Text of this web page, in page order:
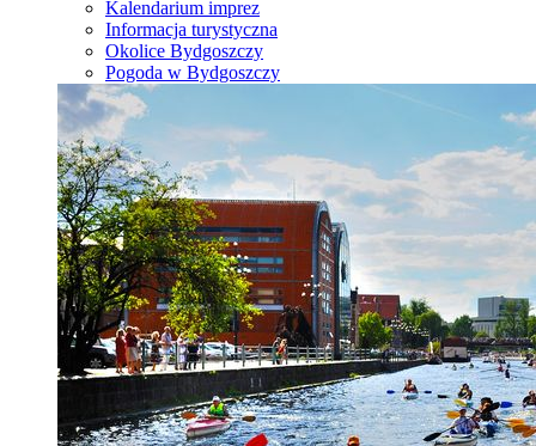
Kalendarium imprez
Informacja turystyczna
Okolice Bydgoszczy
Pogoda w Bydgoszczy